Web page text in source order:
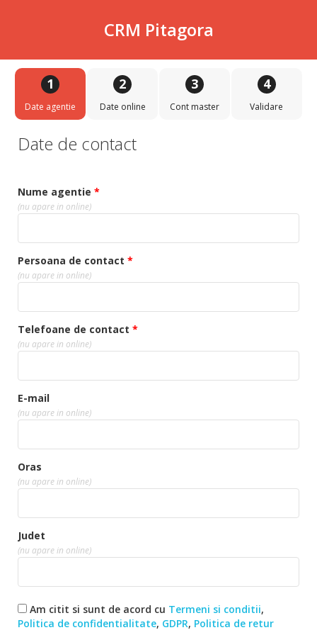
CRM Pitagora
1
Date agentie
2
Date online
3
Cont master
4
Validare
Date de contact
Nume agentie*
(nu apare in online)
Persoana de contact*
(nu apare in online)
Telefoane de contact*
(nu apare in online)
E-mail
(nu apare in online)
Oras
(nu apare in online)
Judet
(nu apare in online)
Am citit si sunt de acord cu Termeni si conditii,
Politica de confidentialitate, GDPR, Politica de retur